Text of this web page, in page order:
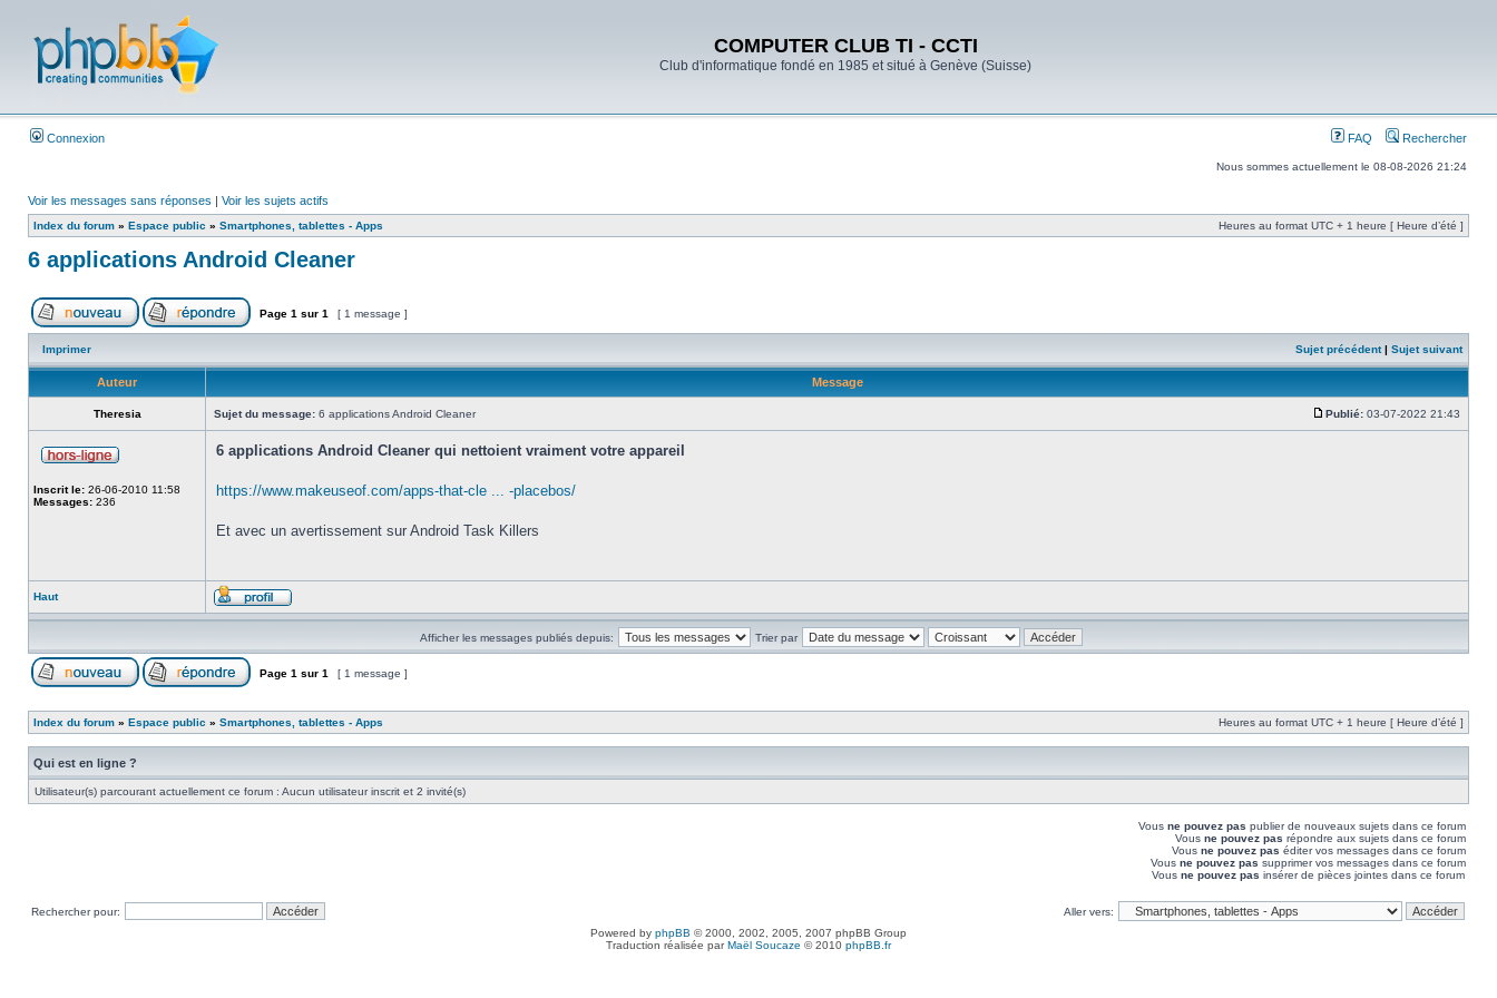
COMPUTER CLUB TI - CCTI
Club d'informatique fondé en 1985 et situé à Genève (Suisse)
Connexion FAQ Rechercher
Nous sommes actuellement le 08-08-2026 21:24
Voir les messages sans réponses | Voir les sujets actifs
Index du forum » Espace public » Smartphones, tablettes - Apps Heures au format UTC + 1 heure [ Heure d’été ]
6 applications Android Cleaner
Page 1 sur 1 [ 1 message ]
Imprimer Sujet précédent| Sujet suivant
Auteur Message
Theresia Sujet du message: 6 applications Android Cleaner Publié: 03-07-2022 21:43
Inscrit le: 26-06-2010 11:58
Messages: 236
6 applications Android Cleaner qui nettoient vraiment votre appareil
https://www.makeuseof.com/apps-that-cle ... -placebos/
Et avec un avertissement sur Android Task Killers
Haut
Afficher les messages publiés depuis: Trier par
Page 1 sur 1 [ 1 message ]
Index du forum » Espace public » Smartphones, tablettes - Apps Heures au format UTC + 1 heure [ Heure d’été ]
Qui est en ligne ?
Utilisateur(s) parcourant actuellement ce forum : Aucun utilisateur inscrit et 2 invité(s)
Vous ne pouvez pas publier de nouveaux sujets dans ce forum
Vous ne pouvez pas répondre aux sujets dans ce forum
Vous ne pouvez pas éditer vos messages dans ce forum
Vous ne pouvez pas supprimer vos messages dans ce forum
Vous ne pouvez pas insérer de pièces jointes dans ce forum
Rechercher pour:
Aller vers:
Powered by phpBB © 2000, 2002, 2005, 2007 phpBB Group
Traduction réalisée parMaël Soucaze © 2010 phpBB.fr